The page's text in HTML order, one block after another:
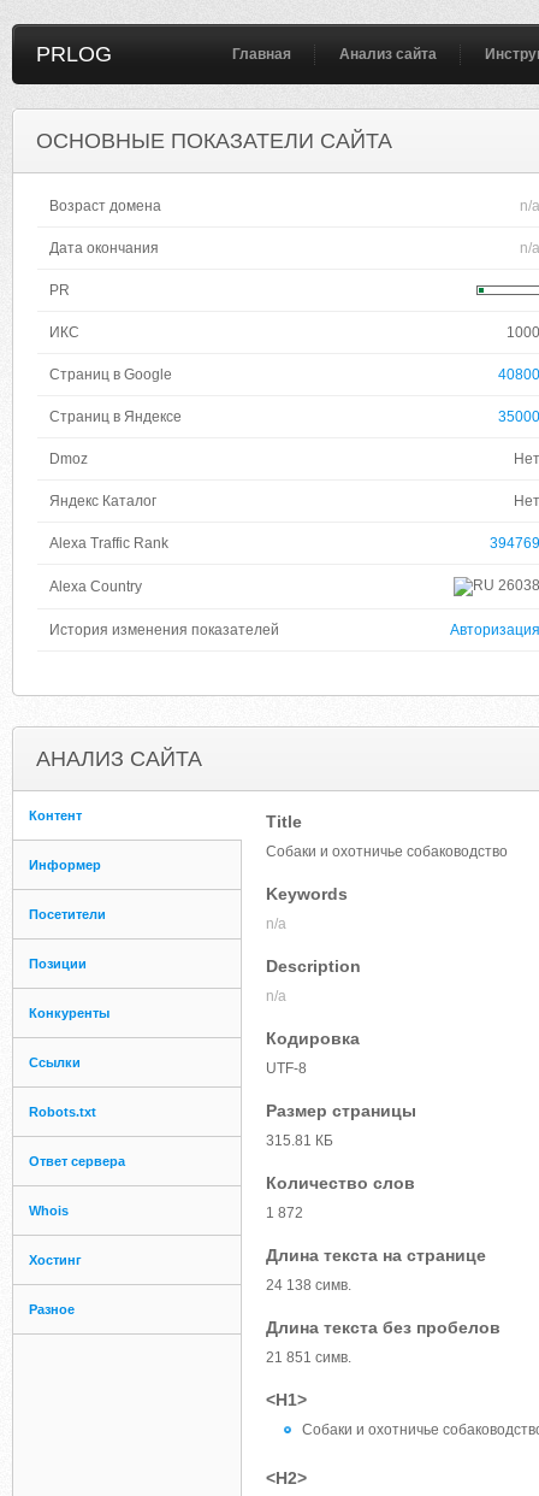
PRLOG Главная Анализ сайта
ОСНОВНЫЕ ПОКАЗАТЕЛИ САЙТА
Возраст домена n/a
Дата окончания n/a
PR
ИКС 1000
Страниц в Google 40800
Страниц в Яндексе 35000
Dmoz Нет
Яндекс Каталог Нет
Alexa Traffic Rank 394769
Alexa Country 26038
История изменения показателей Авторизация
АНАЛИЗ САЙТА
Контент
Информер
Посетители
Позиции
Конкуренты
Ссылки
Robots.txt
Ответ сервера
Whois
Хостинг
Разное
Title
Собаки и охотничье собаководство
Keywords
n/a
Description
n/a
Кодировка
UTF-8
Размер страницы
315.81 КБ
Количество слов
1 872
Длина текста на странице
24 138 симв.
Длина текста без пробелов
21 851 симв.
<H1>
Собаки и охотничье
<H2>